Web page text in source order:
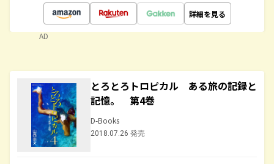
詳細を見る
AD
とろとろトロピカル ある旅の記録と
記憶。 第4巻
D-Books
2018.07.26 発売